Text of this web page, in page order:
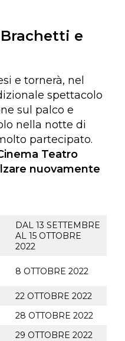
e
e tornerà, nel
spettacolo
sul palco e
nella notte di
partecipato.
Teatro
nuovamente
DAL 13 SETTEMBRE
AL 15 OTTOBRE
2022
8 OTTOBRE 2022
22 OTTOBRE 2022
28 OTTOBRE 2022
29 OTTOBRE 2022